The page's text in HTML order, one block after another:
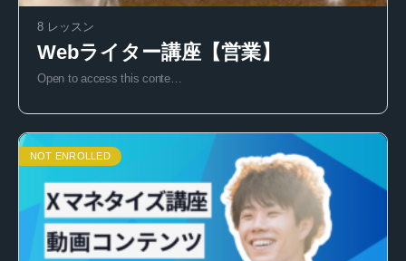
8 レッスン
Webライター講座【営業】
Open to access this conte…
NOT ENROLLED